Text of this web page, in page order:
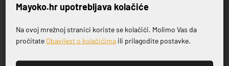
Prijavite se na naš newsletter
Mayoko.hr upotrebljava kolačiće
Na ovoj mrežnoj stranici koriste se kolačići. Molimo Vas da
pročitate Obavijest o kolačićima ili prilagodite postavke.